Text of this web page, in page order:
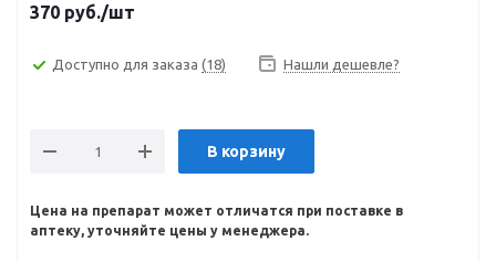
370 руб./шт
Доступно для заказа (18) Нашли дешевле?
В корзину
Цена на препарат может отличатся при поставке в
аптеку, уточняйте цены у менеджера.